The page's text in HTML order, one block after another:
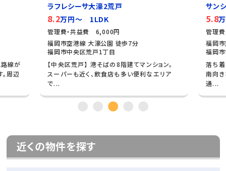
線が
周辺
ラフレシーサ大濠2荒戸
8.2万円～ 1LDK
管理費・共益費 6,000円
福岡市空港線 大濠公園 徒歩7分
福岡市中央区荒戸1丁目
【中央区荒戸】 港そばの8階建てマンション。
スーパーも近く、飲食店も多い便利なエリア
で...
サン
5.8
管理
福岡
福岡
落ち
南向
通...
近くの物件を探す